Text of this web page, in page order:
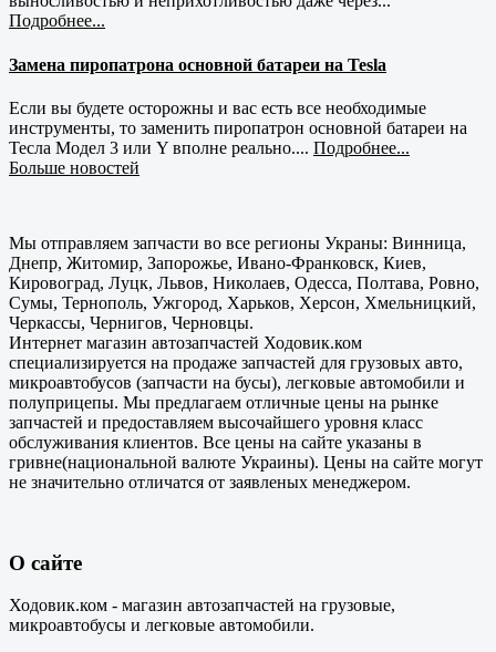
Подробнее...
Замена пиропатрона основной батареи на Tesla
Если вы будете осторожны и вас есть все необходимые
инструменты, то заменить пиропатрон основной батареи на
Тесла Модел 3 или Y вполне реально.... Подробнее...
Больше новостей
Мы отправляем запчасти во все регионы Украны: Винница,
Днепр, Житомир, Запорожье, Ивано-Франковск, Киев,
Кировоград, Луцк, Львов, Николаев, Одесса, Полтава, Ровно,
Сумы, Тернополь, Ужгород, Харьков, Херсон, Хмельницкий,
Черкассы, Чернигов, Черновцы.
Интернет магазин автозапчастей Ходовик.ком
специализируется на продаже запчастей для грузовых авто,
микроавтобусов (запчасти на бусы), легковые автомобили и
полуприцепы. Мы предлагаем отличные цены на рынке
запчастей и предоставляем высочайшего уровня класс
обслуживания клиентов. Все цены на сайте указаны в
гривне(национальной валюте Украины). Цены на сайте могут
не значительно отличатся от заявленых менеджером.
О сайте
Ходовик.ком - магазин автозапчастей на грузовые,
микроавтобусы и легковые автомобили.